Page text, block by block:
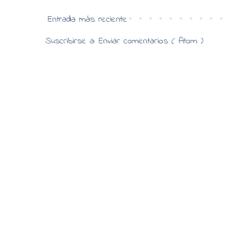
Entrada más reciente
Suscribirse a: Enviar comentarios ( Atom )